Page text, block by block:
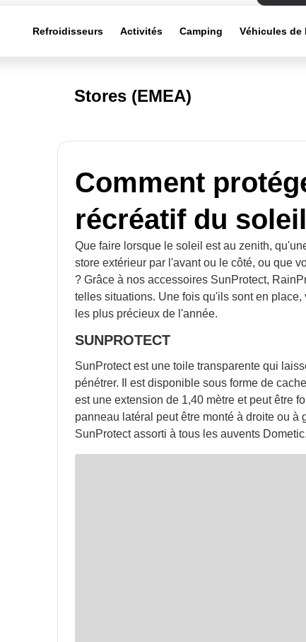
Refroidisseurs Activités Camping Véhicules
Stores (EMEA)
Comment
récréatif du
Que faire lorsque le soleil est au zenith,
store extérieur par l'avant ou le côté, ou que
? Grâce à nos accessoires SunProtect,
telles situations. Une fois qu'ils sont en
les plus précieux de l'année.
SUNPROTECT
SunProtect est une toile transparente qui
pénétrer. Il est disponible sous forme de
est une extension de 1,40 mètre et peut être
panneau latéral peut être monté à droite ou à
SunProtect assorti à tous les auvents Dometic.